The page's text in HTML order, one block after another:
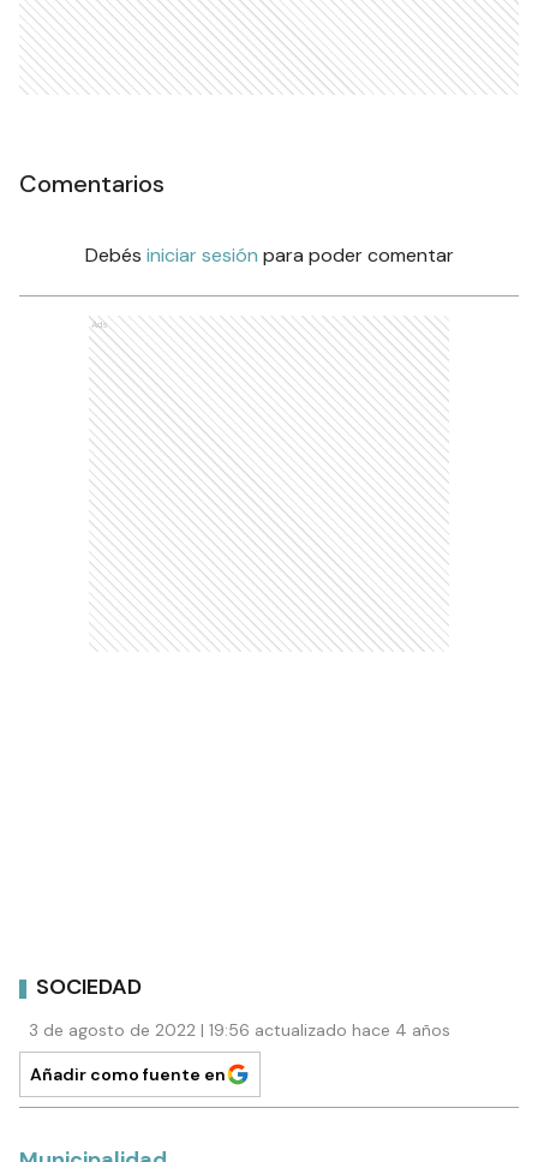
Comentarios
Debés iniciar sesión para poder comentar
Ads
SOCIEDAD
3 de agosto de 2022 | 19:56 actualizado hace 4 años
Añadir como fuente en